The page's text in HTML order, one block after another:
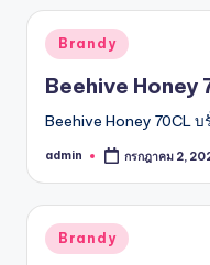
Posted
in
Brandy
Beehive Honey
Beehive Honey 70CL
Posted
admin กรกฎาคม 2,
Posted
in
Brandy